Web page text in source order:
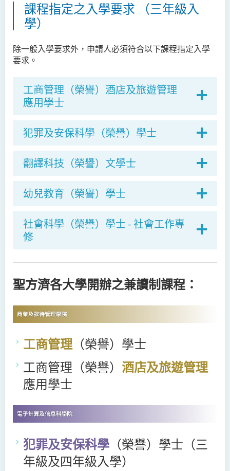
課程指定之入學要求 （三年級入
學）
除一般入學要求外，申請人必須符合以下課程指定入學
要求。
工商管理（榮譽）酒店及旅遊管理
應用學士
犯罪及安保科學（榮譽）學士
翻譯科技（榮譽）文學士
幼兒教育（榮譽）學士
社會科學（榮譽）學士 - 社會工作專
修
聖方濟各大學開辦之兼讀制課程：
工商管理 （榮譽）學士
工商管理（榮譽） 酒店及旅遊管理
應用學士
犯罪及安保科學 （榮譽）學士（三
年級及四年級入學）